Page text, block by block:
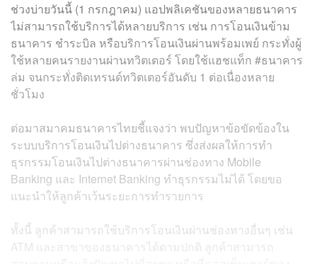
ช่วงบ่ายวันนี้ (1 กรกฎาคม) แอปพลิเคชันของหลายธนาคาร
ไม่สามารถใช้บริการได้หลายบริการ เช่น การโอนเงินข้าม
ธนาคาร ชำระบิล หรือบริการโอนเงินผ่านพร้อมเพย์ กระทั่งผู้
ใช้หลายคนรายงานผ่านทวิตเตอร์ โดยใช้แฮชแท็ก #ธนาคาร
ล่ม จนกระทั่งติดเทรนด์ทวิตเตอร์อันดับ 1 ต่อเนื่องหลาย
ชั่วโมง
ต่อมาสมาคมธนาคารไทยชี้แจงว่า พบปัญหาข้อขัดข้องใน
ระบบบริการโอนเงินไปต่างธนาคาร ซึ่งส่งผลให้การทำ
ธุรกรรมโอนเงินไปต่างธนาคารผ่านช่องทาง Mobile
Banking และ Internet Banking ทำธุรกรรมไม่ได้ โดยขอ
แนะนำให้ลูกค้าเว้นระยะการทำรายการ
ทั้งนี้ ลูกค้าสามารถใช้บริการโอนเงินผ่านช่องทางอื่นๆ เช่น
ATM และสาขาของธนาคารได้ตามปกติ ลูกค้าสามารถ